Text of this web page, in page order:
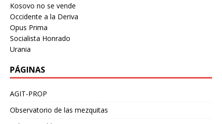
Kosovo no se vende
Occidente a la Deriva
Opus Prima
Socialista Honrado
Urania
PÁGINAS
AGIT-PROP
Observatorio de las mezquitas